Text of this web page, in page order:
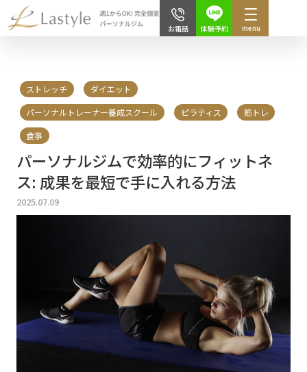
お電話 体験予約 menu
ストレッチ
ダイエット
パーソナルトレーナー養成スクール
ピラティス
筋トレ
食事
パーソナルジムで効率的にフィットネ
ス: 成果を最短で手に入れる方法
2025.07.09